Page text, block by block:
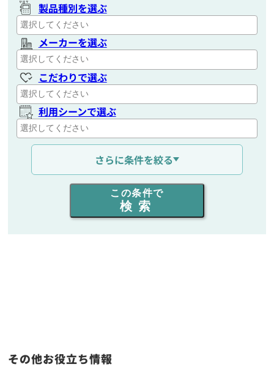
製品種別を選ぶ
メーカーを選ぶ
こだわりで選ぶ
利用シーンで選ぶ
通信距離を選ぶ
出力を選ぶ
同時通話人数を選ぶ
フリーワード入力(製品名等)
さらに条件を絞る
この条件で
検索
その他お役立ち情報